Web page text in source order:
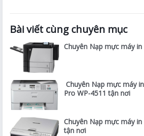
Bài viết cùng chuyên mục
Chuyên Nạp mực máy
Chuyên Nạp mực máy
Pro WP-4511 tận nơi
Chuyên Nạp mực máy
tận nơi